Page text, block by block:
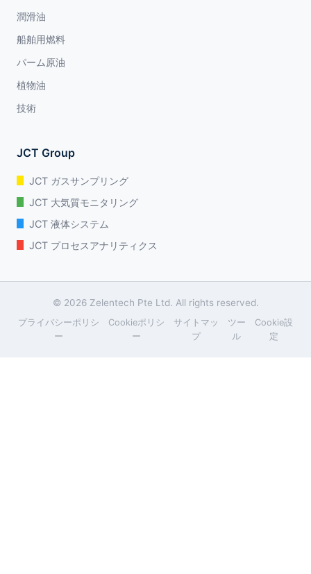
潤滑油
船舶用燃料
パーム原油
植物油
技術
JCT Group
JCT ガスサンプリング
JCT 大気質モニタリング
JCT 液体システム
JCT プロセスアナリティクス
© 2026 Zelentech Pte Ltd. All rights reserved.
プライバシーポリシ
ー
Cookieポリシ
ー
サイトマッ
プ
ツー
ル
Cookie設
定